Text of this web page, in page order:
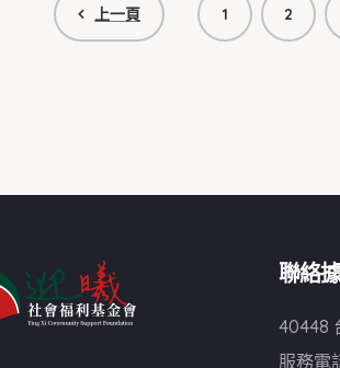
上一頁 1 2
聯絡
40448
服務電